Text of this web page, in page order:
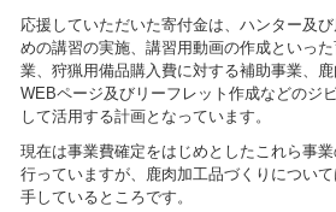
応援していただいた寄付金は、ハンター及
めの講習の実施、講習用動画の作成といっ
業、狩猟用備品購入費に対する補助事業、鹿
WEBページ及びリーフレット作成などのジ
して活用する計画となっています。
現在は事業費確定をはじめとしたこれら事
行っていますが、鹿肉加工品づくりについ
手しているところです。